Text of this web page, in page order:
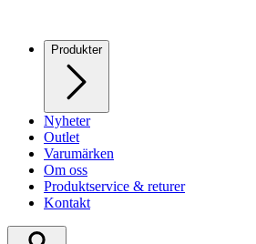
Produkter
Nyheter
Outlet
Varumärken
Om oss
Produktservice & returer
Kontakt